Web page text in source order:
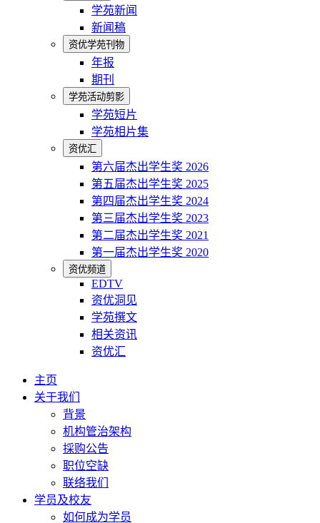
学苑新闻
新闻稿
资优学苑刊物
年报
期刊
学苑活动剪影
学苑短片
学苑相片集
资优汇
第六届杰出学生奖 2026
第五届杰出学生奖 2025
第四届杰出学生奖 2024
第三届杰出学生奖 2023
第二届杰出学生奖 2021
第一届杰出学生奖 2020
资优频道
EDTV
资优洞见
学苑撰文
相关资讯
资优汇
主页
关于我们
背景
机构管治架构
採购公告
职位空缺
联络我们
学员及校友
如何成为学员